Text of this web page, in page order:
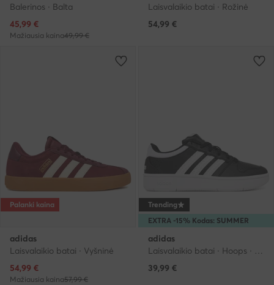
Balerinos · Balta
Dabartinė kaina
45,99 €
Mažiausia kaina49,99 €
Laisvalaikio batai · Rožinė
54,99 €
Palanki kaina
adidas
Laisvalaikio batai · Vyšninė
Dabartinė kaina
54,99 €
Mažiausia kaina57,99 €
EXTRA -15% Kodas: SUMMER
Trending
adidas
Laisvalaikio batai · Hoops · Juoda
39,99 €